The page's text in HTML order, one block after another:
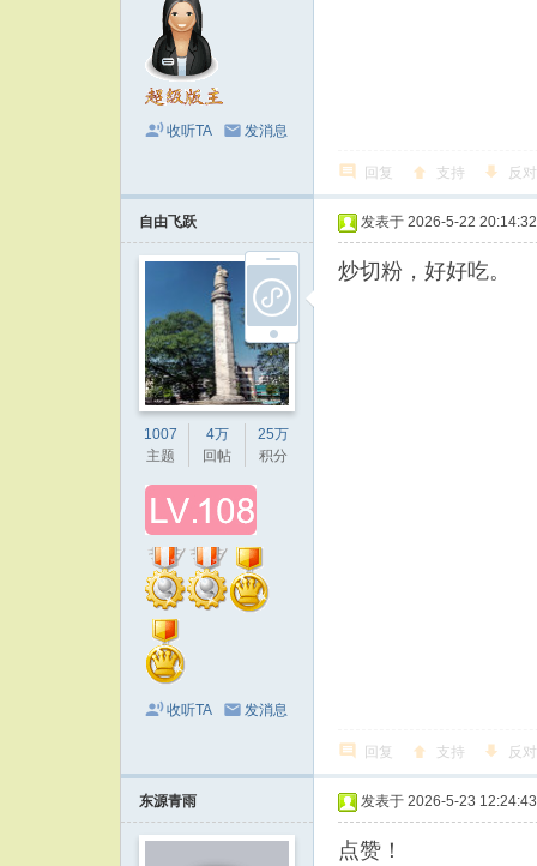
收听TA 发消息
回复 支持 反对
自由飞跃
1007
主题
4万
回帖
25万
积分
收听TA 发消息
发表于 2026-5-22 20:14:32
炒切粉，好好吃。
回复 支持 反对
东源青雨 发表于 2026-5-23 12:24:43
点赞！